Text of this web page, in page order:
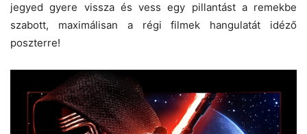
jegyed gyere vissza és vess egy pillantást a remekbe
szabott, maximálisan a régi filmek hangulatát idéző
poszterre!